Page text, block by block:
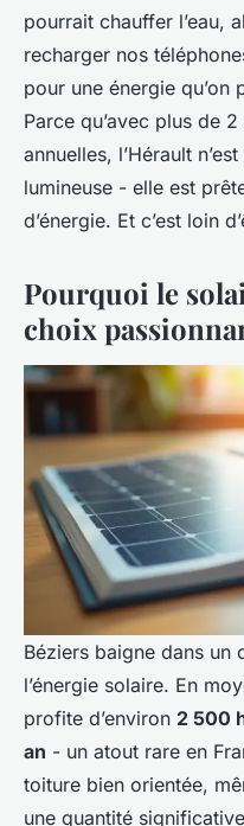
pourrait chauffer l’eau,
recharger nos
pour une énergie
Parce qu’avec plus de
annuelles, l’Hérault
lumineuse - elle est
d’énergie. Et c’est loin
Pourquoi le
choix
Béziers baigne dans
l’énergie solaire. En
profite d’environ 2 500
an - un atout rare en
toiture bien orientée,
une quantité